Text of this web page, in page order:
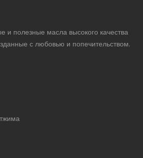
и полезные масла высокого качества
с любовью и попечительством.